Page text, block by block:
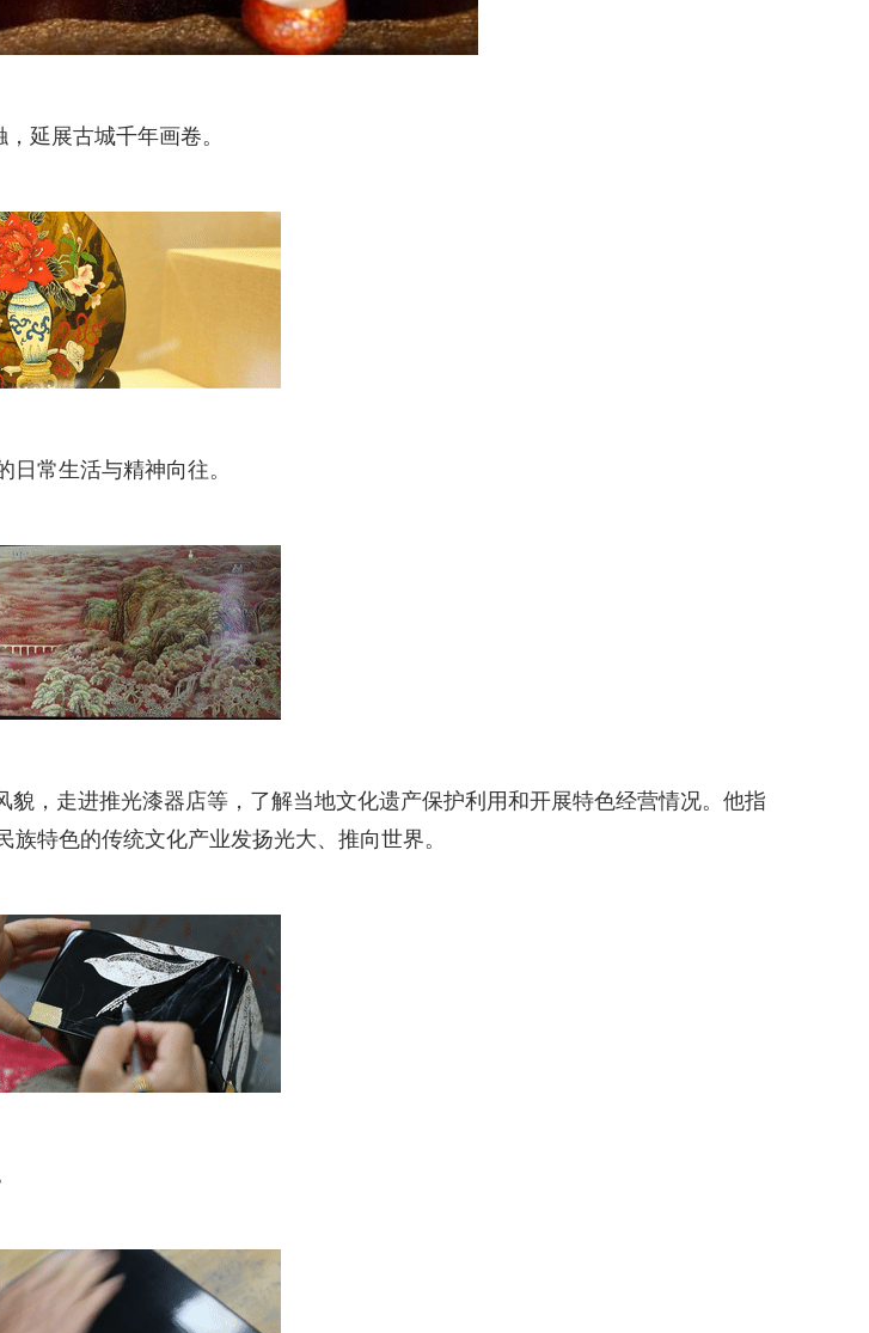
延展古城千年画卷。
常生活与精神向往。
，走进推光漆器店等，了解当地文化遗产保护利用和开展特色经营情况。他指
特色的传统文化产业发扬光大、推向世界。